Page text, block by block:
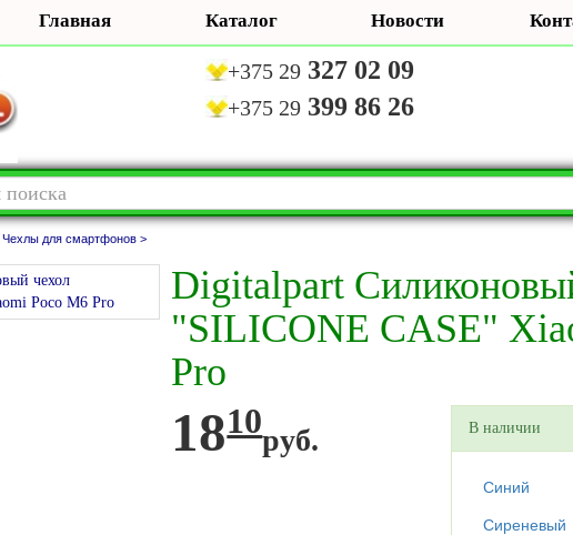
Главная Каталог Новости
+375 29 327 02 09
+375 29 399 86 26
Чехлы для смартфонов >
Digitalpart
"SILICONE CASE"
Pro
1810руб. В наличии
Синий
Сиреневый